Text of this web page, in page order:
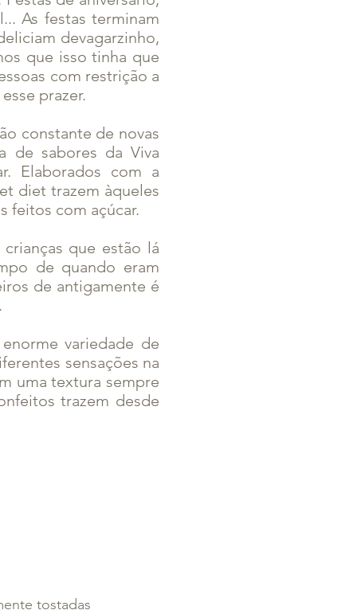
As festas terminam
devagarzinho,
que isso tinha que
com restrição a
prazer.
constante de novas
de sabores da Viva
Elaborados com a
diet trazem àqueles
feitos com açúcar.
que estão lá
de quando eram
de antigamente é
variedade de
sensações na
uma textura sempre
trazem desde
tostadas